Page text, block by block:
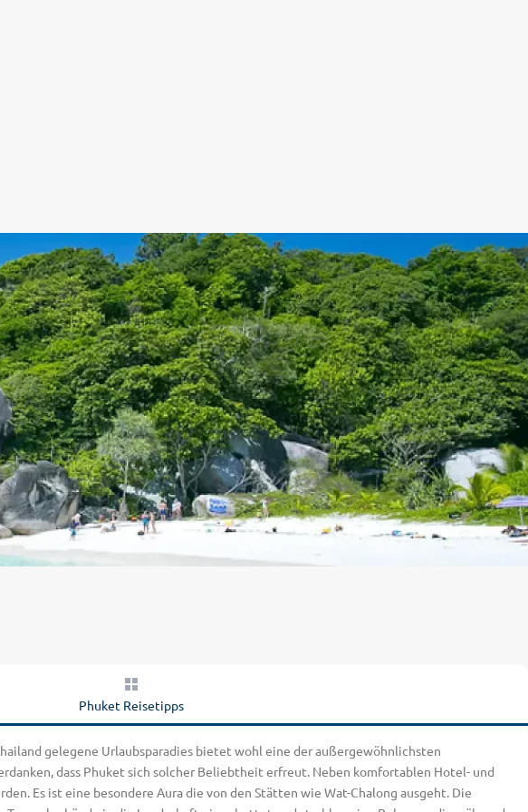
Phuket Reisetipps
gelegene Urlaubsparadies bietet wohl eine der außergewöhnlichsten
dass Phuket sich solcher Beliebtheit erfreut. Neben komfortablen Hotel- und
Es ist eine besondere Aura die von den Stätten wie Wat-Chalong ausgeht. Die